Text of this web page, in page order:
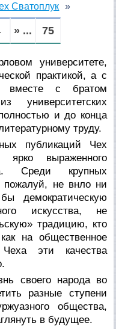
Сватоплук
» ... 75
университете,
практикой, а с
вместе с братом
и до конца
труду.
публикаций Чех
ярко выраженного
Среди крупных
пожалуй, не внло ни
демократическую
искусства, не
традицию, кто
на общественное
эти качества
своего народа во
разные ступени
общества,
в будущее.